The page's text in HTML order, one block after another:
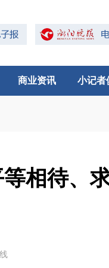
商业资讯 小记者
相待、